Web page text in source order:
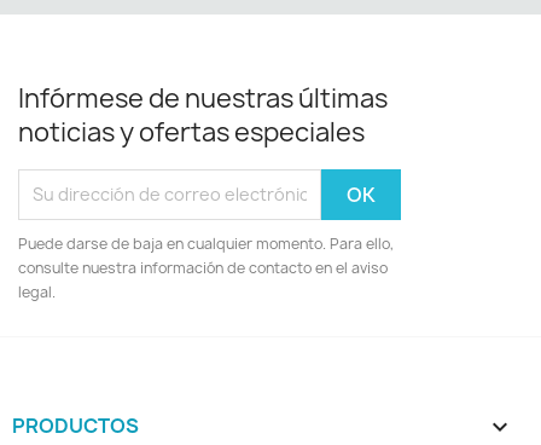
Infórmese de nuestras últimas
noticias y ofertas especiales
Puede darse de baja en cualquier momento. Para ello,
consulte nuestra información de contacto en el aviso
legal.
PRODUCTOS 